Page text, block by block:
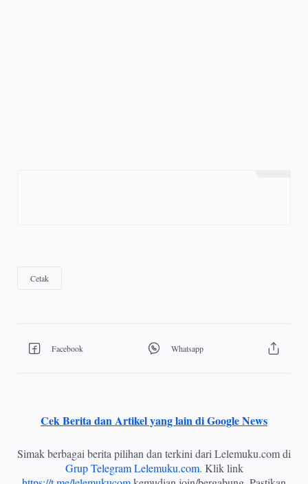
Cek Berita dan Artikel yang lain di Google News
Simak berbagai berita pilihan dan terkini dari Lelemuku.com di
Grup Telegram Lelemuku.com. Klik link